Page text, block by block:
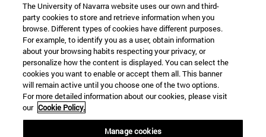
The University of Navarra website uses our own and third-
party cookies to store and retrieve information when you
browse. Different types of cookies have different purposes.
For example, to identify you as a user, obtain information
about your browsing habits respecting your privacy, or
personalize how the content is displayed. You can select the
cookies you want to enable or accept them all. This banner
will remain active until you choose one of the two options.
For more detailed information about our cookies, please visit
our Cookie Policy.
Manage cookies